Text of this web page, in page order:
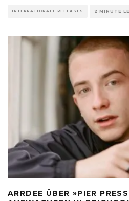
INTERNATIONALE RELEASES 2 MINUTE
ARRDEE ÜBER »PIER